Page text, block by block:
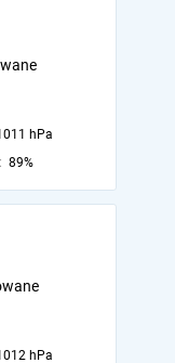
hPa
89%
hPa